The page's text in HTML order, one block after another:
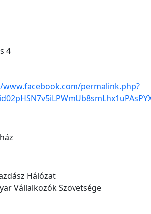
4
permalink.php?
Hálózat
Vállalkozók Szövetsége